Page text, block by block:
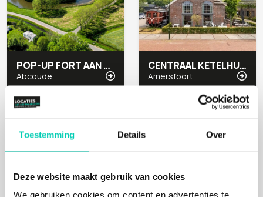
Toestemming Details Over
Deze website maakt gebruik van cookies
We gebruiken cookies om content en advertenties te
POP-UP FORT AAN DE WINKEL
Abcoude
CENTRAAL KETELHUIS
Amersfoort